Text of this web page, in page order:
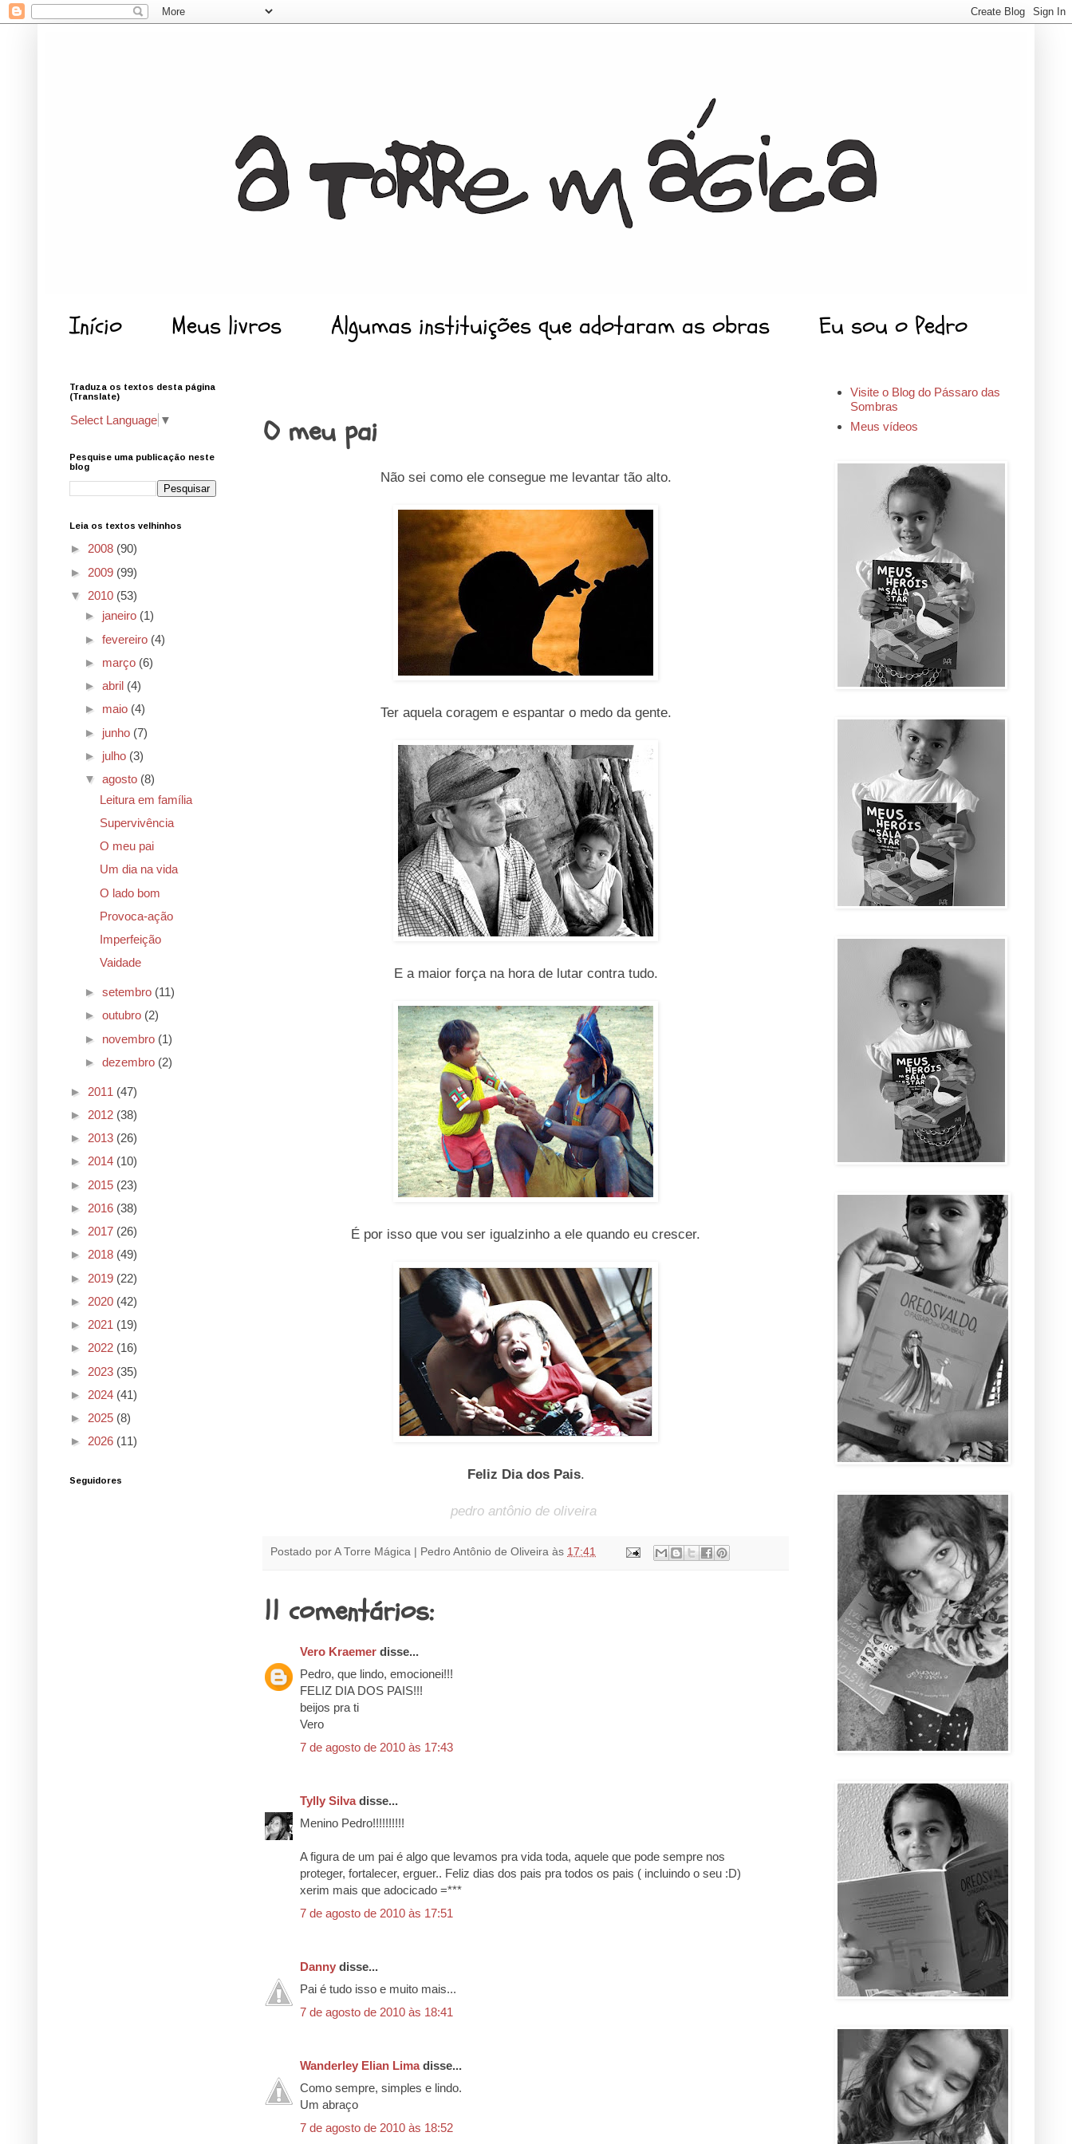
Início Meus livros Algumas instituições que adotaram as obras Eu sou o Pedro
O meu pai
Não sei como ele consegue me levantar tão alto.
Ter aquela coragem e espantar o medo da gente.
E a maior força na hora de lutar contra tudo.
É por isso que vou ser igualzinho a ele quando eu crescer.
Feliz Dia dos Pais.
pedro antônio de oliveira
Postado por A Torre Mágica | Pedro Antônio de Oliveira às 17:41
11 comentários:
Vero Kraemer disse...
Pedro, que lindo, emocionei!!!
FELIZ DIA DOS PAIS!!!
beijos pra ti
Vero
7 de agosto de 2010 às 17:43
Tylly Silvadisse...
Menino Pedro!!!!!!!!!!
A figura de um pai é algo que levamos pra vida toda, aquele que pode sempre nos
proteger, fortalecer, erguer.. Feliz dias dos pais pra todos os pais ( incluindo o seu :D)
xerim mais que adocicado =***
7 de agosto de 2010 às 17:51
Danny disse...
Pai é tudo isso e muito mais...
7 de agosto de 2010 às 18:41
Wanderley Elian Limadisse...
Como sempre, simples e lindo.
Um abraço
7 de agosto de 2010 às 18:52
Traduza os textos desta página
(Translate)
Select Language ▼
Pesquise uma publicação neste
blog
Leia os textos velhinhos
► 2008 (90)
► 2009 (99)
▼ 2010 (53)
► janeiro (1)
► fevereiro (4)
► março (6)
► abril (4)
► maio (4)
► junho (7)
► julho (3)
▼ agosto (8)
Leitura em família
Supervivência
O meu pai
Um dia na vida
O lado bom
Provoca-ação
Imperfeição
Vaidade
► setembro (11)
► outubro (2)
► novembro (1)
► dezembro (2)
► 2011 (47)
► 2012 (38)
► 2013 (26)
► 2014 (10)
► 2015 (23)
► 2016 (38)
► 2017 (26)
► 2018 (49)
► 2019 (22)
► 2020 (42)
► 2021 (19)
► 2022 (16)
► 2023 (35)
► 2024 (41)
► 2025 (8)
► 2026 (11)
Seguidores
Visite o Blog do Pássaro das
Sombras
Meus vídeos